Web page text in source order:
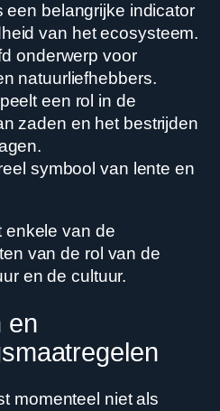
een belangrijke indicator
van het ecosysteem.
onderwerp voor
natuurliefhebbers.
een rol in de
zaden en het bestrijden
symbool van lente en
enkele van de
van de rol van de
en de cultuur.
en
momenteel niet als